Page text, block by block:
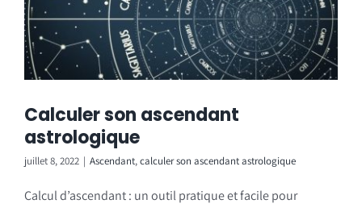
Calculer son ascendant
astrologique
juillet 8, 2022 | Ascendant,calculer son ascendant astrologique
Calcul d’ascendant : un outil pratique et facile pour